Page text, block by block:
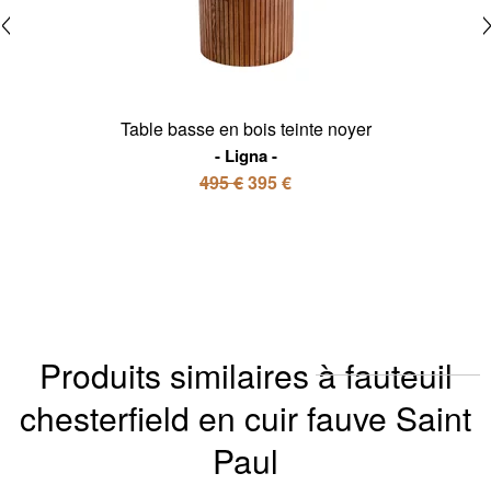
Table basse en bois teinte noyer
Ligna
495 €395 €
Produits similaires à fauteuil
chesterfield en cuir fauve Saint
Paul